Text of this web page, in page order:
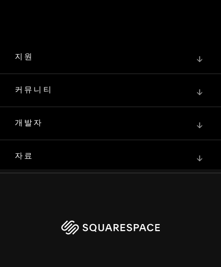
지원 ↓
커뮤니티 ↓
개발자 ↓
자료 ↓